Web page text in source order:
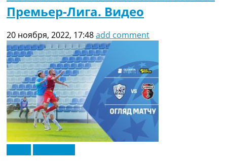
Премьер-Лига. Видео
20 ноября, 2022, 17:48add comment